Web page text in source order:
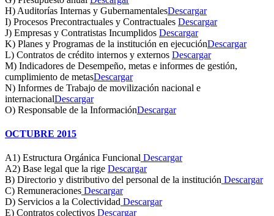
H) Auditorías Internas y GubernamentalesDescargar
I) Procesos Precontractuales y Contractuales Descargar
J) Empresas y Contratistas Incumplidos Descargar
K) Planes y Programas de la institución en ejecuciónDescargar
L) Contratos de crédito internos y externos Descargar
M) Indicadores de Desempeño, metas e informes de gestión,
cumplimiento de metasDescargar
N) Informes de Trabajo de movilización nacional e
internacionalDescargar
O) Responsable de la InformaciónDescargar
OCTUBRE 2015
A1) Estructura Orgánica Funcional Descargar
A2) Base legal que la rige Descargar
B) Directorio y distributivo del personal de la institución Descargar
C) Remuneraciones Descargar
D) Servicios a la Colectividad Descargar
E) Contratos colectivos Descargar